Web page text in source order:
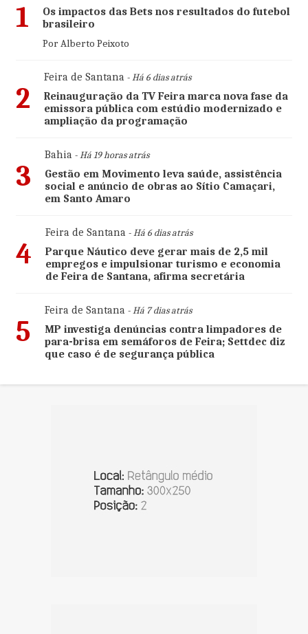
1
Os impactos das Bets nos resultados do futebol
brasileiro
Por Alberto Peixoto
2
Feira de Santana- Há 6 dias atrás
Reinauguração da TV Feira marca nova fase da
emissora pública com estúdio modernizado e
ampliação da programação
3
Bahia- Há 19 horas atrás
Gestão em Movimento leva saúde, assistência
social e anúncio de obras ao Sítio Camaçari,
em Santo Amaro
4
Feira de Santana- Há 6 dias atrás
Parque Náutico deve gerar mais de 2,5 mil
empregos e impulsionar turismo e economia
de Feira de Santana, afirma secretária
5
Feira de Santana- Há 7 dias atrás
MP investiga denúncias contra limpadores de
para-brisa em semáforos de Feira; Settdec diz
que caso é de segurança pública